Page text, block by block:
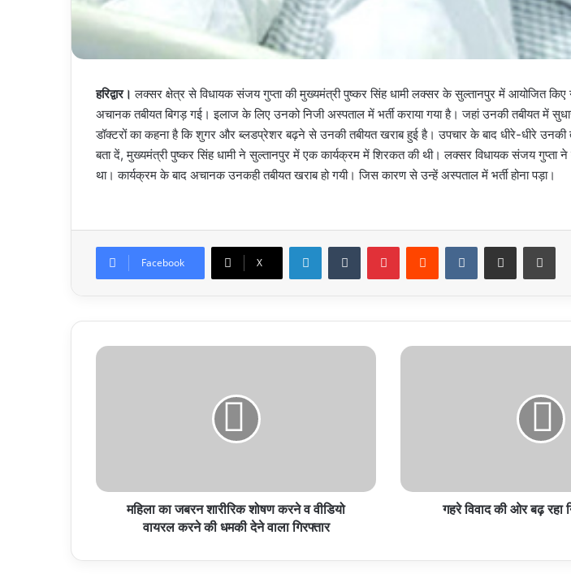
हरिद्वार। लक्सर क्षेत्र से विधायक संजय गुप्ता की मुख्यमंत्री पुष्कर सिंह धामी लक्सर के सुल्तानपुर में आयोजित किए
अचानक तबीयत बिगड़ गई। इलाज के लिए उनको निजी अस्पताल में भर्ती कराया गया है। जहां उनकी तबीयत में
डॉक्टरों का कहना है कि शुगर और ब्लडप्रेशर बढ़ने से उनकी तबीयत खराब हुई है। उपचार के बाद धीरे-धीरे उनकी
बता दें, मुख्यमंत्री पुष्कर सिंह धामी ने सुल्तानपुर में एक कार्यक्रम में शिरकत की थी। लक्सर विधायक संजय गुप्ता ने
था। कार्यक्रम के बाद अचानक उनकही तबीयत खराब हो गयी। जिस कारण से उन्हें अस्पताल में भर्ती होना पड़ा।
Facebook X
LinkedInTumblr PinterestReddit VKontakteShare via Email Print
महिला
वायरल
देने
महिला का जबरन शारीरिक शोषण करने व वीडियो
वायरल करने की धमकी देने वाला गिरफ्तार
गहरे
गहरे विवाद की ओर बढ़ रहा